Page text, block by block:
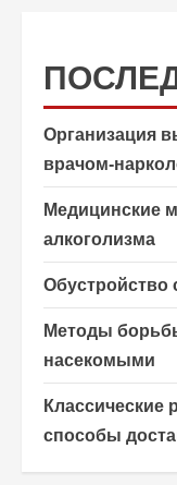
Организация
врачом-
Медицинские
алкоголизма
Обустройство
Методы
насекомыми
Классические
способы